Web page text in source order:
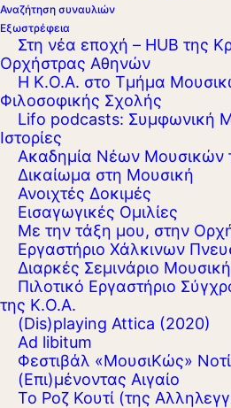
Αναζήτηση συναυλιών
Εξωστρέφεια
Στη νέα εποχή – HUB της
Ορχήστρας Αθηνών
Η Κ.Ο.Α. στο Τμήμα
Φιλοσοφικής Σχολής
Lifo podcasts: Συμφωνική
Ιστορίες
Ακαδημία Νέων Μουσικών
Δικαίωμα στη Μουσική
Ανοιχτές Δοκιμές
Εισαγωγικές Ομιλίες
Με την τάξη μου, στην
Εργαστήριo Χάλκινων
Διαρκές Σεμινάριο
Πιλοτικό Εργαστήριο
της Κ.Ο.Α.
(Dis)playing Attica (2020)
Ad libitum
Φεστιβάλ «ΜουσιΚώς»
(Επι)μένοντας Αιγαίο
Το Ροζ Κουτί (της